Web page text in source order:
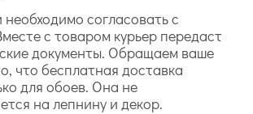
согласовать с
с товаром курьер передаст
документы. Обращаем ваше
что бесплатная доставка
для обоев. Она не
на лепнину и декор.